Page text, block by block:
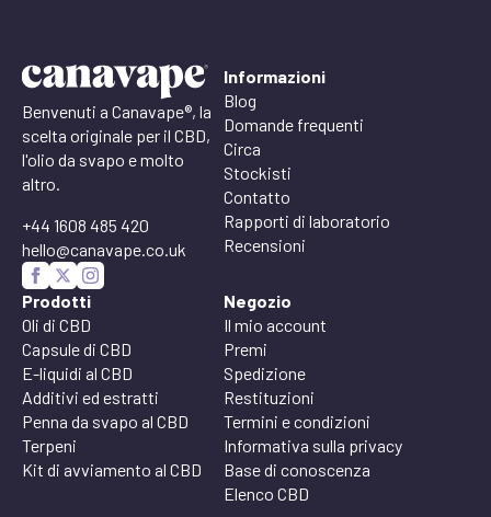
Benvenuti a Canavape®, la
scelta originale per il CBD,
l'olio da svapo e molto
altro.
+44 1608 485 420
hello@canavape.co.uk
Informazioni
Blog
Domande frequenti
Circa
Stockisti
Contatto
Rapporti di laboratorio
Recensioni
Prodotti
Oli di CBD
Capsule di CBD
E-liquidi al CBD
Additivi ed estratti
Penna da svapo al CBD
Terpeni
Kit di avviamento al CBD
Negozio
Il mio account
Premi
Spedizione
Restituzioni
Termini e condizioni
Informativa sulla privacy
Base di conoscenza
Elenco CBD